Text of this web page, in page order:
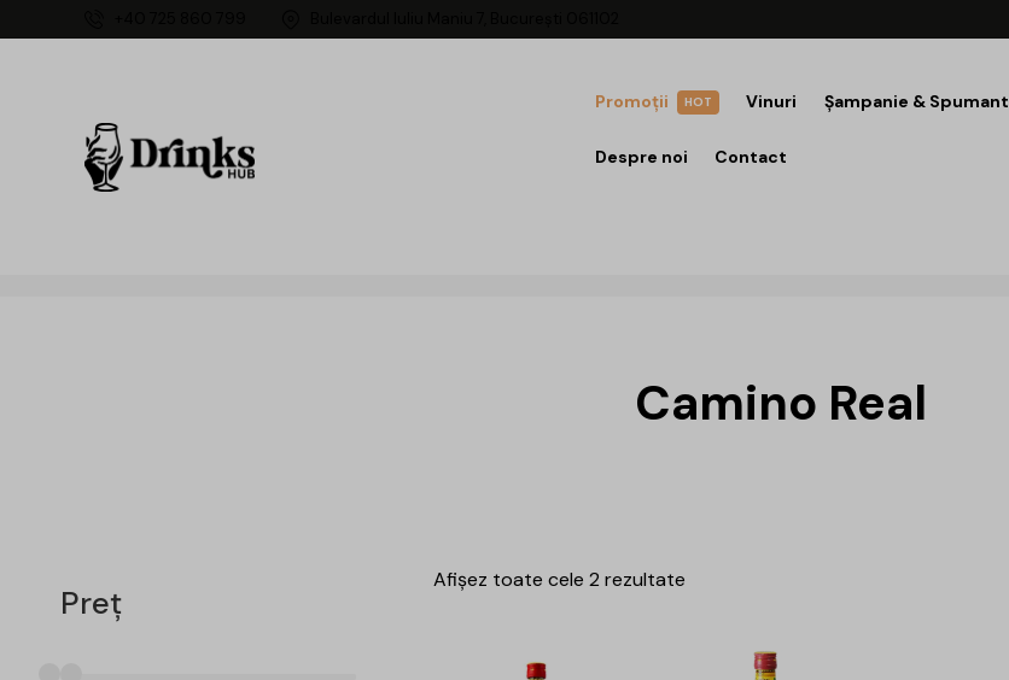
HOT
Promoții Vinuri Șampanie & Spumant
Despre noi Contact
Camino Real
Afișez toate cele 2 rezultate
Preț